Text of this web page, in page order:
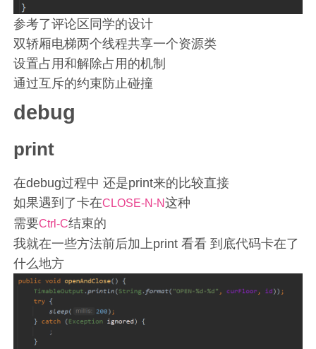
参考了评论区同学的设计
双轿厢电梯两个线程共享一个资源类
设置占用和解除占用的机制
通过互斥的约束防止碰撞
debug
print
在debug过程中 还是print来的比较直接
如果遇到了卡在CLOSE-N-N这种
需要Ctrl-C结束的
我就在一些方法前后加上print 看看 到底代码卡在了
什么地方